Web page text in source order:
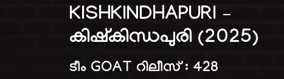
KISHKINDHAPURI –
കിഷ്കിന്ധപുരി (2025)
ടീം GOAT റിലീസ് : 428